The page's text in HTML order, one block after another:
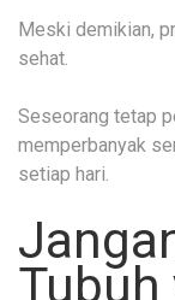
Meski demikian,
sehat.
Seseorang tetap
memperbanyak
setiap hari.
Tubuh